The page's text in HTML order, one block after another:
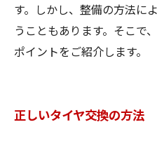
す。しかし、整備の方法に
うこともあります。そこで
ポイントをご紹介します。
正しいタイヤ交換の方法